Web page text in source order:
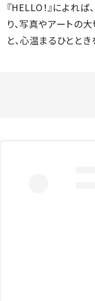
『HELLO！』によれ
り、写真やアートの
と、心温まるひととき